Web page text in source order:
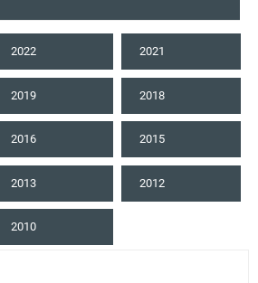
2022 2021
2019 2018
2016 2015
2013 2012
2010